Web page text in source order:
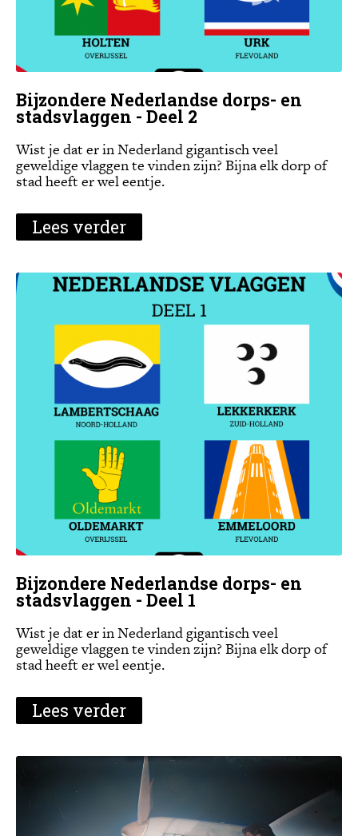
Bijzondere Nederlandse dorps- en
stadsvlaggen - Deel 2
Wist je dat er in Nederland gigantisch veel
geweldige vlaggen te vinden zijn? Bijna elk dorp of
stad heeft er wel eentje.
Lees verder
Bijzondere Nederlandse dorps- en
stadsvlaggen - Deel 1
Wist je dat er in Nederland gigantisch veel
geweldige vlaggen te vinden zijn? Bijna elk dorp of
stad heeft er wel eentje.
Lees verder